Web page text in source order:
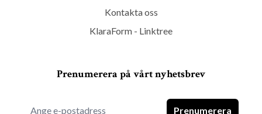
Kontakta oss
KlaraForm - Linktree
Prenumerera på vårt nyhetsbrev
Prenumerera